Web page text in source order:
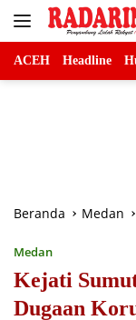
Langsung
ACEH Headline
Beranda Medan
Medan
Kejati
Dugaan